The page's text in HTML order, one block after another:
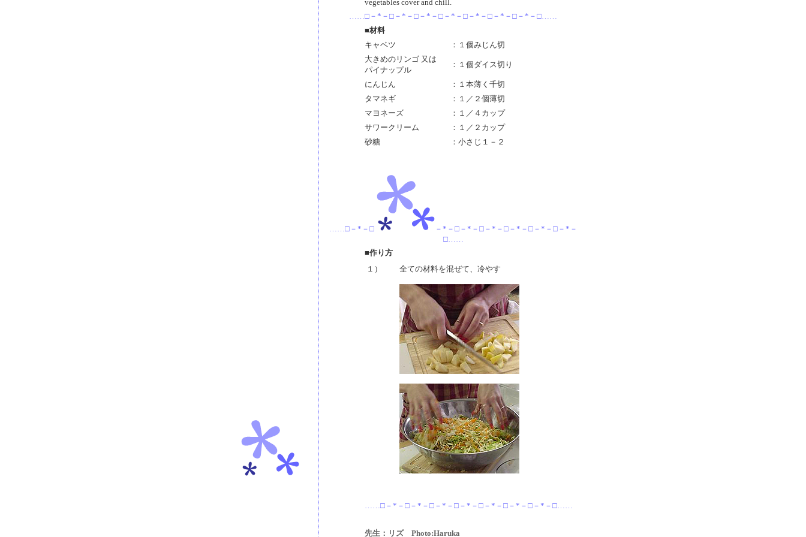
vegetables cover and chill.
……□－*－□－*－□－*－□－*－□－*－□－*－□－*－□……
■材料
キャベツ
：１個みじん切
大きめのリンゴ 又は
パイナップル
：１個ダイス切り
にんじん
：１本薄く千切
タマネギ
：１／２個薄切
マヨネーズ
：１／４カップ
サワークリーム
：１／２カップ
砂糖
：小さじ１－２
……□－*－□
－*－□－*－□－*－□－*－□－*－□－*－
□……
■作り方
１）
全ての材料を混ぜて、冷やす
……□－*－□－*－□－*－□－*－□－*－□－*－□－*－□……
先生：リズ Photo:Haruka